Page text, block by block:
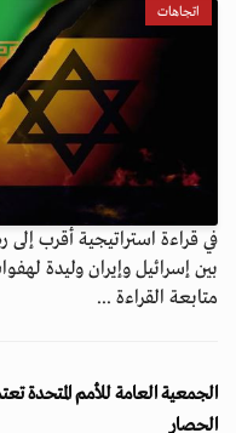
اتجاهات
في قراءة استراتيجية أقرب
بين إسرائيل وإيران وليدة
متابعة القراءة ...
الجمعية العامة للأمم المتحدة
الحصار